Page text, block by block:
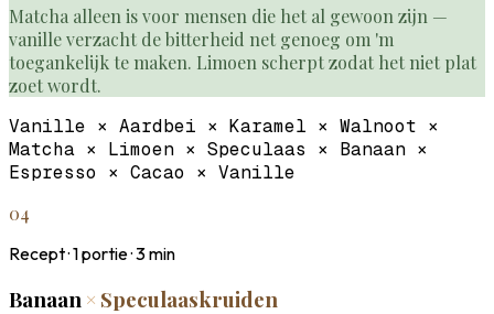
Matcha alleen is voor mensen die het al gewoon zijn —
vanille verzacht de bitterheid net genoeg om 'm
toegankelijk te maken. Limoen scherpt zodat het niet plat
zoet wordt.
Vanille × Aardbei × Karamel × Walnoot ×
Matcha × Limoen × Speculaas × Banaan ×
Espresso × Cacao × Vanille
04
Recept ·1portie ·3min
Banaan × Speculaaskruiden